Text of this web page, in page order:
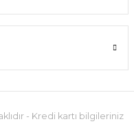
- Kredi kartı bilgileriniz